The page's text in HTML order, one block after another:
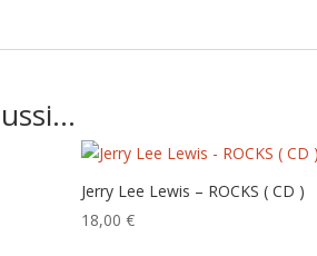
Jerry Lee Lewis – ROCKS ( CD )
18,00 €